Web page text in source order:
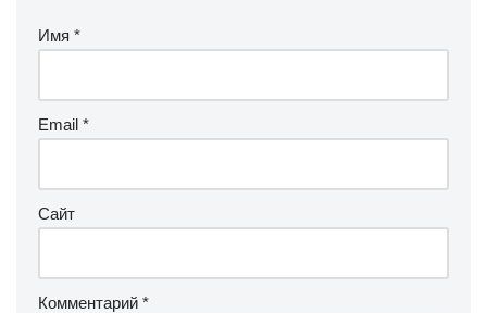
Имя *
Email *
Сайт
Комментарий *